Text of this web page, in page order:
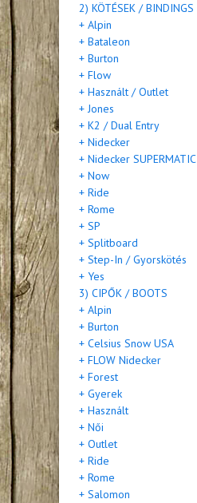
2) KÖTÉSEK / BINDINGS
+ Alpin
+ Bataleon
+ Burton
+ Flow
+ Használt / Outlet
+ Jones
+ K2 / Dual Entry
+ Nidecker
+ Nidecker SUPERMATIC
+ Now
+ Ride
+ Rome
+ SP
+ Splitboard
+ Step-In / Gyorskötés
+ Yes
3) CIPŐK / BOOTS
+ Alpin
+ Burton
+ Celsius Snow USA
+ FLOW Nidecker
+ Forest
+ Gyerek
+ Használt
+ Női
+ Outlet
+ Ride
+ Rome
+ Salomon